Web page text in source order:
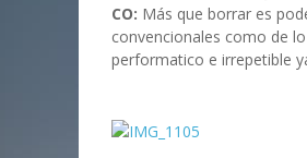
CO: Más que borrar es
convencionales como de
performatico e irrepetible